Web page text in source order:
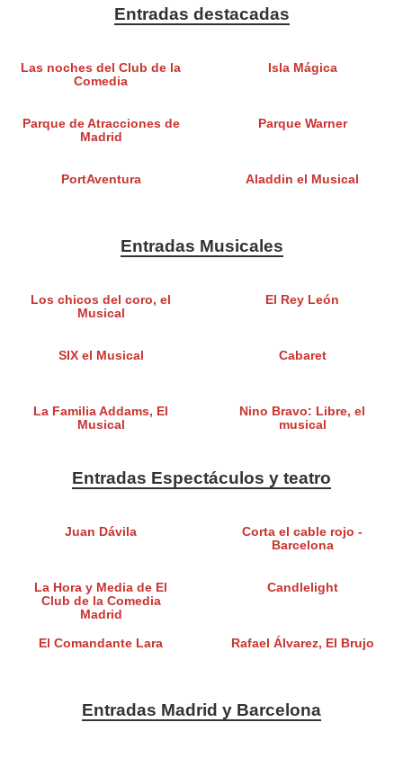
Entradas destacadas
Las noches del Club de la
Comedia
Isla Mágica
Parque de Atracciones de
Madrid
Parque Warner
PortAventura Aladdin el Musical
Entradas Musicales
Los chicos del coro, el
Musical
El Rey León
SIX el Musical Cabaret
La Familia Addams, El
Musical
Nino Bravo: Libre, el
musical
Entradas Espectáculos y teatro
Juan Dávila
Corta el cable rojo -
Barcelona
La Hora y Media de El
Club de la Comedia
Madrid
Candlelight
El Comandante Lara Rafael Álvarez, El Brujo
Entradas Madrid y Barcelona